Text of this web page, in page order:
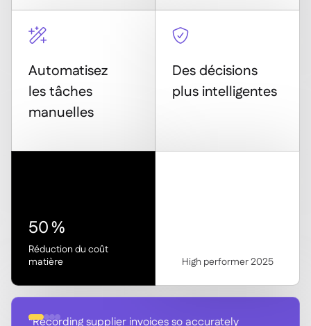

Automatisez
les tâches
manuelles

Des décisions
plus intelligentes
50 %
Réduction du coût
matière
“Recording supplier invoices so accurately
High performer 2025